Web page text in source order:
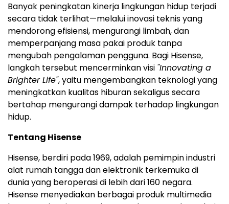
Banyak peningkatan kinerja lingkungan hidup terjadi
secara tidak terlihat—melalui inovasi teknis yang
mendorong efisiensi, mengurangi limbah, dan
memperpanjang masa pakai produk tanpa
mengubah pengalaman pengguna. Bagi Hisense,
langkah tersebut mencerminkan visi "Innovating a
Brighter Life", yaitu mengembangkan teknologi yang
meningkatkan kualitas hiburan sekaligus secara
bertahap mengurangi dampak terhadap lingkungan
hidup.
Tentang Hisense
Hisense, berdiri pada 1969, adalah pemimpin industri
alat rumah tangga dan elektronik terkemuka di
dunia yang beroperasi di lebih dari 160 negara.
Hisense menyediakan berbagai produk multimedia